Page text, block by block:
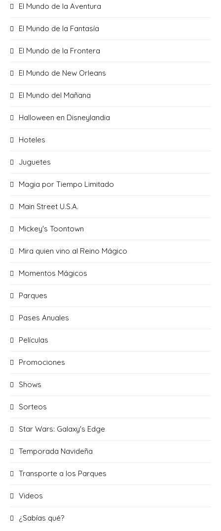
El Mundo de la Aventura
El Mundo de la Fantasía
El Mundo de la Frontera
El Mundo de New Orleans
El Mundo del Mañana
Halloween en Disneylandia
Hoteles
Juguetes
Magia por Tiempo Limitado
Main Street U.S.A.
Mickey's Toontown
Mira quien vino al Reino Mágico
Momentos Mágicos
Parques
Pases Anuales
Películas
Promociones
Shows
Sorteos
Star Wars: Galaxy's Edge
Temporada Navideña
Transporte a los Parques
Videos
¿Sabías qué?